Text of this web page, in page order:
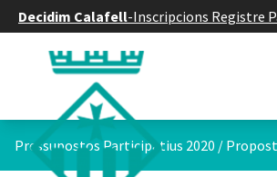
Decidim Calafell-Inscripcions Registre
Pressupostos Participatius 2020 /